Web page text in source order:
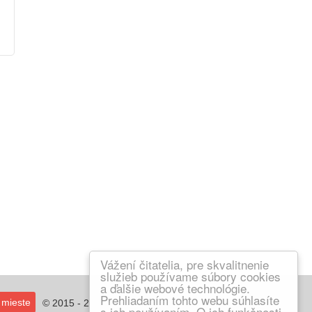
Vážení čitatelia, pre skvalitnenie
služieb používame súbory cookies
a ďalšie webové technológie.
Prehliadaním tohto webu súhlasíte
© 2015 - 2018 IZAKaJA